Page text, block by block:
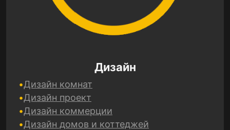
Дизайн
Дизайн комнат
Дизайн проект
Дизайн коммерции
Дизайн домов и коттеджей